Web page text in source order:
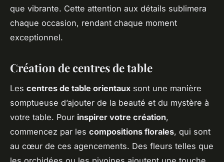
que vibrante. Cette attention aux détails sublimera
chaque occasion, rendant chaque moment
exceptionnel.
Création de centres de table
Les centres de table orientaux sont une manière
somptueuse d’ajouter de la beauté et du mystère à
votre table. Pour inspirer votre création,
commencez par les compositions florales, qui sont
au cœur de ces agencements. Des fleurs telles que